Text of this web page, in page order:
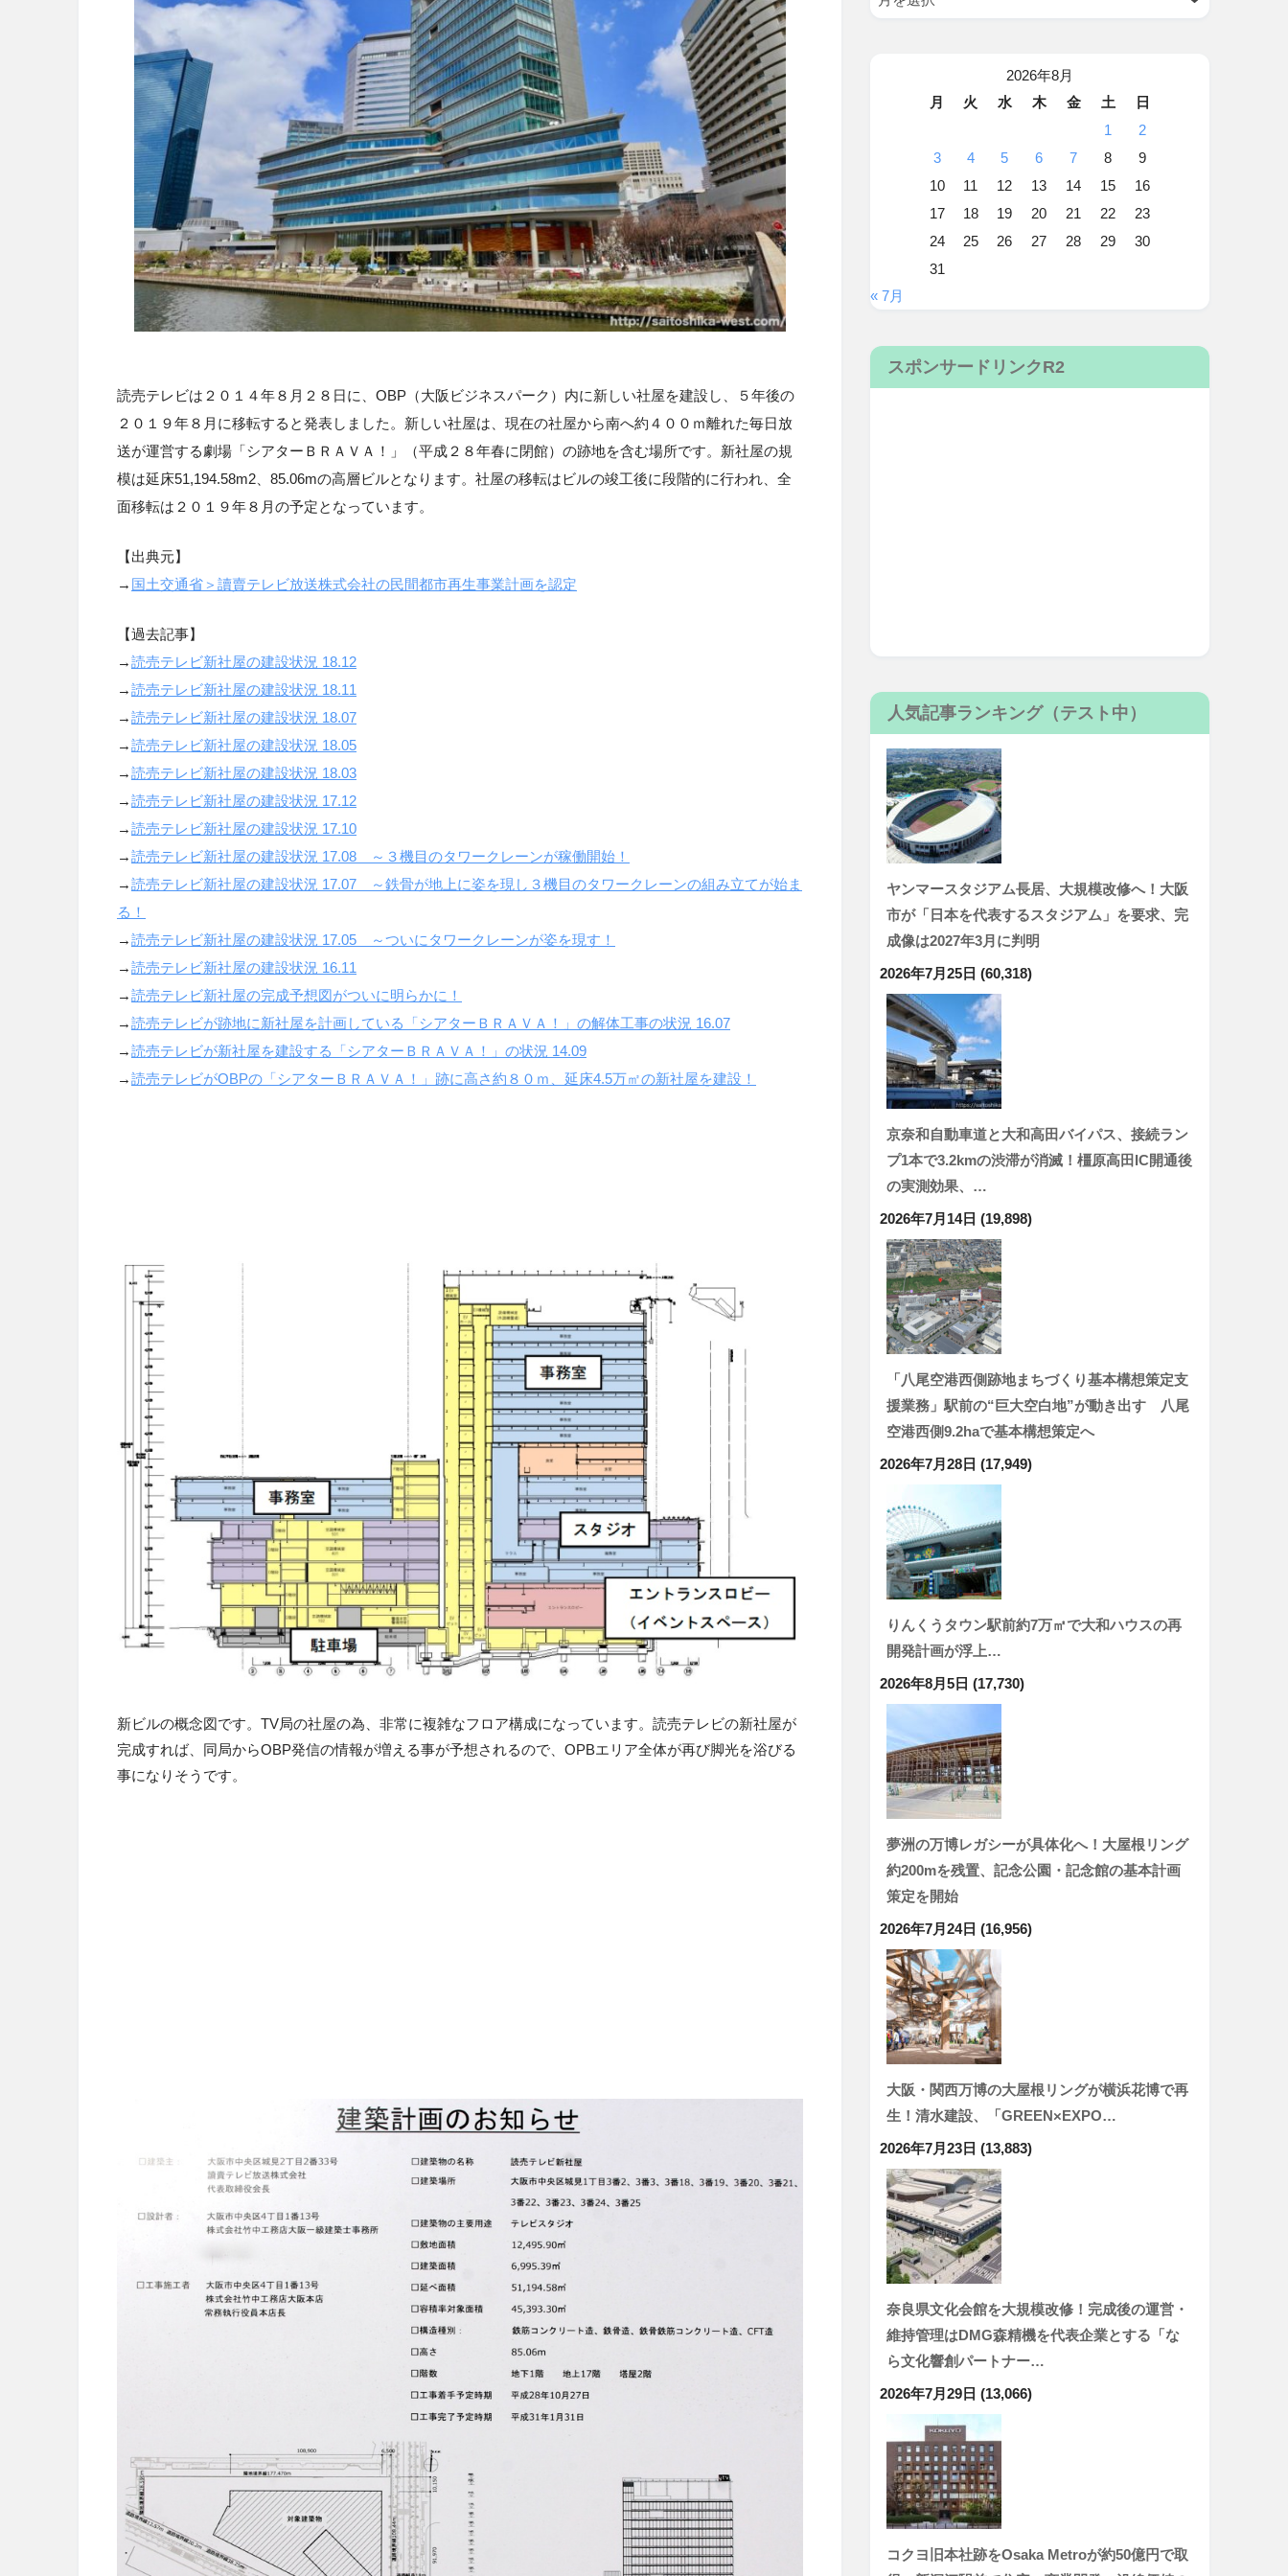
読売テレビは２０１４年８月２８日に、 OBP （大阪ビジネスパーク）内に新しい社屋を建設し、５年後の
２０１９年８月に移転すると発表しました。新しい社屋は、現在の社屋から南へ約４００ｍ離れた毎日放
送が運営する劇場「シアターＢＲＡＶＡ！」（平成２８年春に閉館）の跡地を含む場所です。新社屋の規
模は延床51,194.58m2 85.06mの高層ビルとなります。社屋の移転はビルの竣工後に段階的に行われ、全
面移転は２０１９年８月の予定となっています。
【出典元】
→ 国土交通省＞讀賣テレビ放送株式会社の民間都市再生事業計画を認定
【過去記事】
→読売テレビ新社屋の建設状況 18.12
→読売テレビ新社屋の建設状況 18.11
→読売テレビ新社屋の建設状況 18.07
→読売テレビ新社屋の建設状況 18.05
→読売テレビ新社屋の建設状況 18.03
→読売テレビ新社屋の建設状況 17.12
→読売テレビ新社屋の建設状況 17.10
→読売テレビ新社屋の建設状況 17.08 ～３機目のタワークレーンが稼働開始！
→読売テレビ新社屋の建設状況 17.07 ～鉄骨が地上に姿を現し３機目のタワークレーンの組み立てが始ま
る！
→読売テレビ新社屋の建設状況 17.05 ～ついにタワークレーンが姿を現す！
→読売テレビ新社屋の建設状況 16.11
→読売テレビ新社屋の完成予想図がついに明らかに！
→読売テレビが跡地に新社屋を計画している「シアターＢＲＡＶＡ！」の解体工事の状況 16.07
→読売テレビが新社屋を建設する「シアターＢＲＡＶＡ！」の状況 14.09
→読売テレビがOBPの「シアターＢＲＡＶＡ！」跡に高さ約８０ｍ、延床4.5万㎡の新社屋を建設！
新ビルの概念図です。TV局の社屋の為、非常に複雑なフロア構成になっています。読売テレビの新社屋が
完成すれば、同局からOBP発信の情報が増える事が予想されるので、OPBエリア全体が再び脚光を浴びる
事になりそうです。
2026年8月
月
火 水 木 金 土
日
1
2
3
4 5 6 7 8
9
10
11 12 13 14 15
16
17
18 19 20 21 22
23
24
25 26 27 28 29
30
31
« 7月
スポンサードリンクR2
人気記事ランキング（テスト中）
ヤンマースタジアム長居、大規模改修へ！大阪
市が「日本を代表するスタジアム」を要求、完
成像は2027年3月に判明
2026年7月25日 (60,318)
京奈和自動車道と大和高田バイパス、接続ラン
プ1本で3.2kmの渋滞が消滅！橿原高田IC開通後
の実測効果、…
2026年7月14日 (19,898)
「八尾空港西側跡地まちづくり基本構想策定支
援業務」駅前の“巨大空白地”が動き出す 八尾
空港西側9.2haで基本構想策定へ
2026年7月28日 (17,949)
りんくうタウン駅前約7万㎡で大和ハウスの再
開発計画が浮上…
2026年8月5日 (17,730)
夢洲の万博レガシーが具体化へ！大屋根リング
約200mを残置、記念公園・記念館の基本計画
策定を開始
2026年7月24日 (16,956)
大阪・関西万博の大屋根リングが横浜花博で再
生！清水建設、「GREEN×EXPO…
2026年7月23日 (13,883)
奈良県文化会館を大規模改修！完成後の運営・
維持管理はDMG森精機を代表企業とする「な
ら文化響創パートナー…
2026年7月29日 (13,066)
コクヨ旧本社跡をOsaka Metroが約50億円で取